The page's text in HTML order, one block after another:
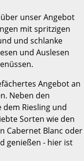
unser Angebot
mit spritzigen
und schlanke
und Auslesen
Angebot an
Neben den
dem Riesling und
Sorten wie den
Cabernet Blanc oder
genießen - hier ist